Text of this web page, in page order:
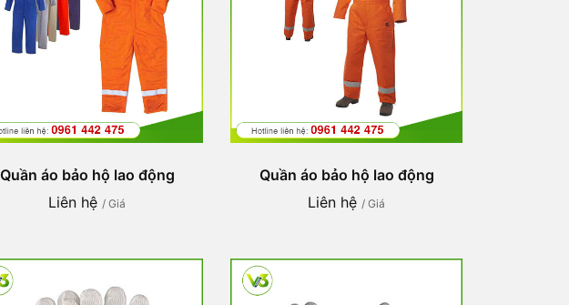
Quần áo bảo hộ lao động
Liên hệ / Giá
Quần áo bảo hộ lao động
Liên hệ / Giá